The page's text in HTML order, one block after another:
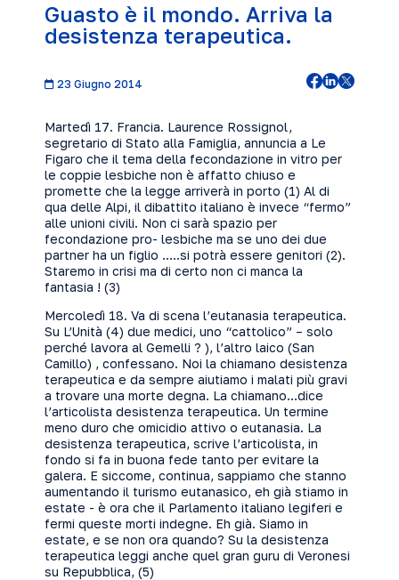
Guasto è il mondo. Arriva la
desistenza terapeutica.
23 Giugno 2014
Martedì 17. Francia. Laurence Rossignol,
segretario di Stato alla Famiglia, annuncia a Le
Figaro che il tema della fecondazione in vitro per
le coppie lesbiche non è affatto chiuso e
promette che la legge arriverà in porto (1) Al di
qua delle Alpi, il dibattito italiano è invece “fermo”
alle unioni civili. Non ci sarà spazio per
fecondazione pro- lesbiche ma se uno dei due
partner ha un figlio …..si potrà essere genitori (2).
Staremo in crisi ma di certo non ci manca la
fantasia ! (3)
Mercoledì 18. Va di scena l’eutanasia terapeutica.
Su L’Unità (4) due medici, uno “cattolico” – solo
perché lavora al Gemelli ? ), l’altro laico (San
Camillo) , confessano. Noi la chiamano desistenza
terapeutica e da sempre aiutiamo i malati più gravi
a trovare una morte degna. La chiamano…dice
l’articolista desistenza terapeutica. Un termine
meno duro che omicidio attivo o eutanasia. La
desistenza terapeutica, scrive l’articolista, in
fondo si fa in buona fede tanto per evitare la
galera. E siccome, continua, sappiamo che stanno
aumentando il turismo eutanasico, eh già stiamo in
estate - è ora che il Parlamento italiano legiferi e
fermi queste morti indegne. Eh già. Siamo in
estate, e se non ora quando? Su la desistenza
terapeutica leggi anche quel gran guru di Veronesi
su Repubblica, (5)